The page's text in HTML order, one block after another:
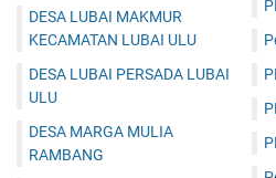
DESA LUBAI MAKMUR
KECAMATAN LUBAI ULU
DESA LUBAI PERSADA LUBAI
ULU
DESA MARGA MULIA
RAMBANG